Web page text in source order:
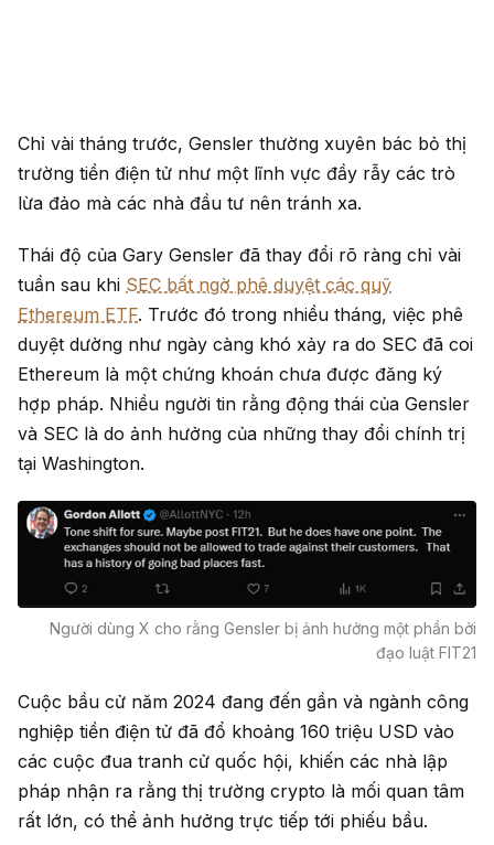
Chỉ vài tháng trước, Gensler thường xuyên bác bỏ thị
trường tiền điện tử như một lĩnh vực đầy rẫy các trò
lừa đảo mà các nhà đầu tư nên tránh xa.
Thái độ của Gary Gensler đã thay đổi rõ ràng chỉ vài
tuần sau khi SEC bất ngờ phê duyệt các quỹ
Ethereum ETF. Trước đó trong nhiều tháng, việc phê
duyệt dường như ngày càng khó xảy ra do SEC đã coi
Ethereum là một chứng khoán chưa được đăng ký
hợp pháp. Nhiều người tin rằng động thái của Gensler
và SEC là do ảnh hưởng của những thay đổi chính trị
tại Washington.
Người dùng X cho rằng Gensler bị ảnh hưởng một phần bởi
đạo luật FIT21
Cuộc bầu cử năm 2024 đang đến gần và ngành công
nghiệp tiền điện tử đã đổ khoảng 160 triệu USD vào
các cuộc đua tranh cử quốc hội, khiến các nhà lập
pháp nhận ra rằng thị trường crypto là mối quan tâm
rất lớn, có thể ảnh hưởng trực tiếp tới phiếu bầu.